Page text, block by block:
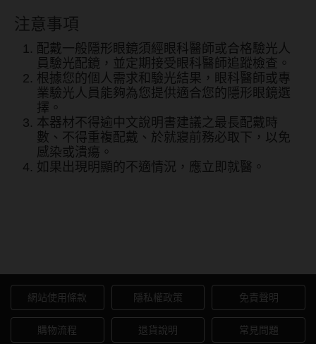
T-Garden FLANMY
T-Garden Loveil
T-Garden Chu's me
韓國隱眼品牌
CLB Color波斯霓彩
CalmeD'or曦迪
藥水保養液
隱形眼鏡藥水保養液
注意事項
配戴一般隱形眼鏡須經眼科醫師或合格驗光人
員驗光配鏡，並定期接受眼科醫師追蹤檢查。
根據您的個人需求和驗光結果，眼科醫師或專
業驗光人員能夠為您提供適合您的隱形眼鏡選
擇。
本器材不得逾中文說明書建議之最長配戴時
數、不得重複配戴、於就寢前務必取下，以免
感染或潰瘍。
如果出現明顯的不適情況，應立即就醫。
網站使用條款 隱私權政策 免責聲明
購物流程 退貨說明 常見問題